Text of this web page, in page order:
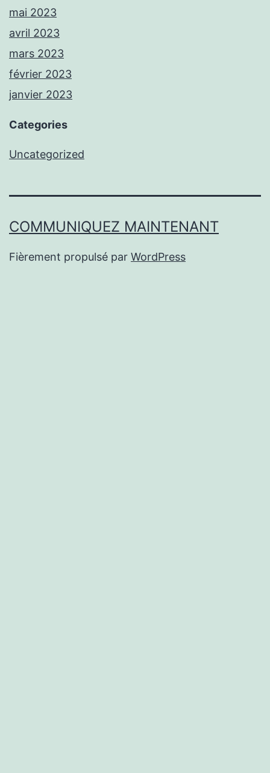
mai 2023
avril 2023
mars 2023
février 2023
janvier 2023
Categories
Uncategorized
COMMUNIQUEZ MAINTENANT
Fièrement propulsé par WordPress